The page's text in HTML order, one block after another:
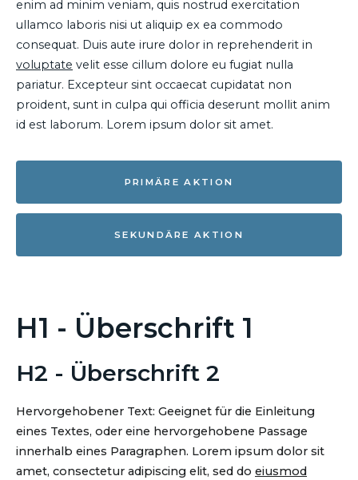
enim ad minim veniam, quis nostrud exercitation
ullamco laboris nisi ut aliquip ex ea commodo
consequat. Duis aute irure dolor in reprehenderit in
voluptate velit esse cillum dolore eu fugiat nulla
pariatur. Excepteur sint occaecat cupidatat non
proident, sunt in culpa qui officia deserunt mollit anim
id est laborum. Lorem ipsum dolor sit amet.
PRIMÄRE AKTION
SEKUNDÄRE AKTION
H1 - Überschrift 1
H2 - Überschrift 2
Hervorgehobener Text: Geeignet für die Einleitung
eines Textes, oder eine hervorgehobene Passage
innerhalb eines Paragraphen. Lorem ipsum dolor sit
amet, consectetur adipiscing elit, sed do eiusmod